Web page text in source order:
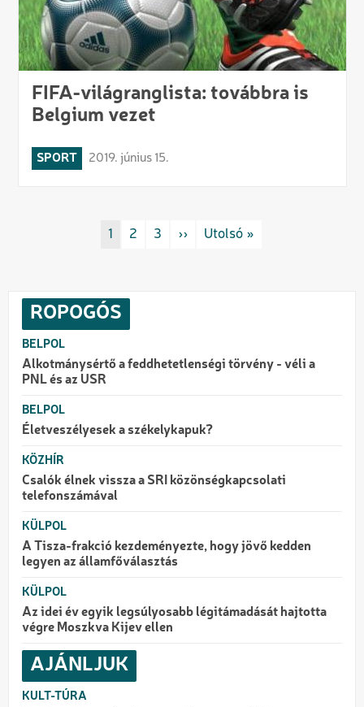
FIFA-világranglista: továbbra is
Belgium vezet
SPORT 2019. június 15.
OldalszámozásRovat/cimke
1 Rovat/cimke
2 Rovat/cimke
3 Következő oldal
›› Utolsó oldal
Utolsó »
ROPOGÓS
BELPOL
Alkotmánysértő a feddhetetlenségi törvény - véli a
PNL és az USR
BELPOL
Életveszélyesek a székelykapuk?
KÖZHÍR
Csalók élnek vissza a SRI közönségkapcsolati
telefonszámával
KÜLPOL
A Tisza-frakció kezdeményezte, hogy jövő kedden
legyen az államfőválasztás
KÜLPOL
Az idei év egyik legsúlyosabb légitámadását hajtotta
végre Moszkva Kijev ellen
AJÁNLJUK
KULT-TÚRA